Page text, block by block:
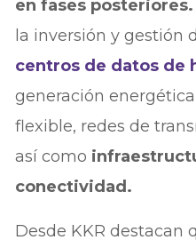
en fases posteriores.
la inversión y gestión
centros de datos de
generación
flexible, redes de
así como
conectividad.
Desde KKR destacan